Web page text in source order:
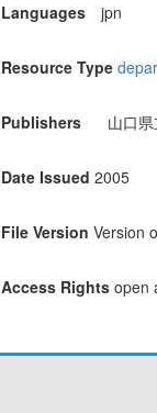
Languages jpn
Resource Type
Publishers 山口
Date Issued 2005
File Version Version
Access Rights open